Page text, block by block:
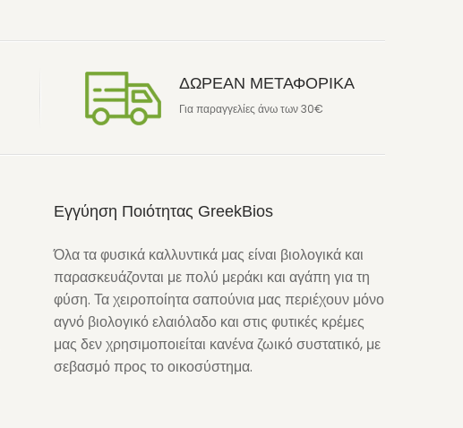
ΔΩΡΕΑΝ ΜΕΤΑΦΟΡΙΚΑ
Για παραγγελίες άνω των 30€
Εγγύηση Ποιότητας GreekBios
Όλα τα φυσικά καλλυντικά μας είναι βιολογικά και
παρασκευάζονται με πολύ μεράκι και αγάπη για τη
φύση. Τα χειροποίητα σαπούνια μας περιέχουν μόνο
αγνό βιολογικό ελαιόλαδο και στις φυτικές κρέμες
μας δεν χρησιμοποιείται κανένα ζωικό συστατικό, με
σεβασμό προς το οικοσύστημα.